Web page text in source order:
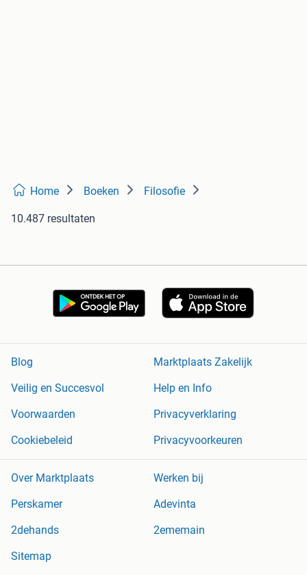
Home Boeken Filosofie
10.487 resultaten
Blog
Marktplaats Zakelijk
Veilig en Succesvol
Help en Info
Voorwaarden
Privacyverklaring
Cookiebeleid
Privacyvoorkeuren
Over Marktplaats
Werken bij
Perskamer
Adevinta
2dehands
2ememain
Sitemap